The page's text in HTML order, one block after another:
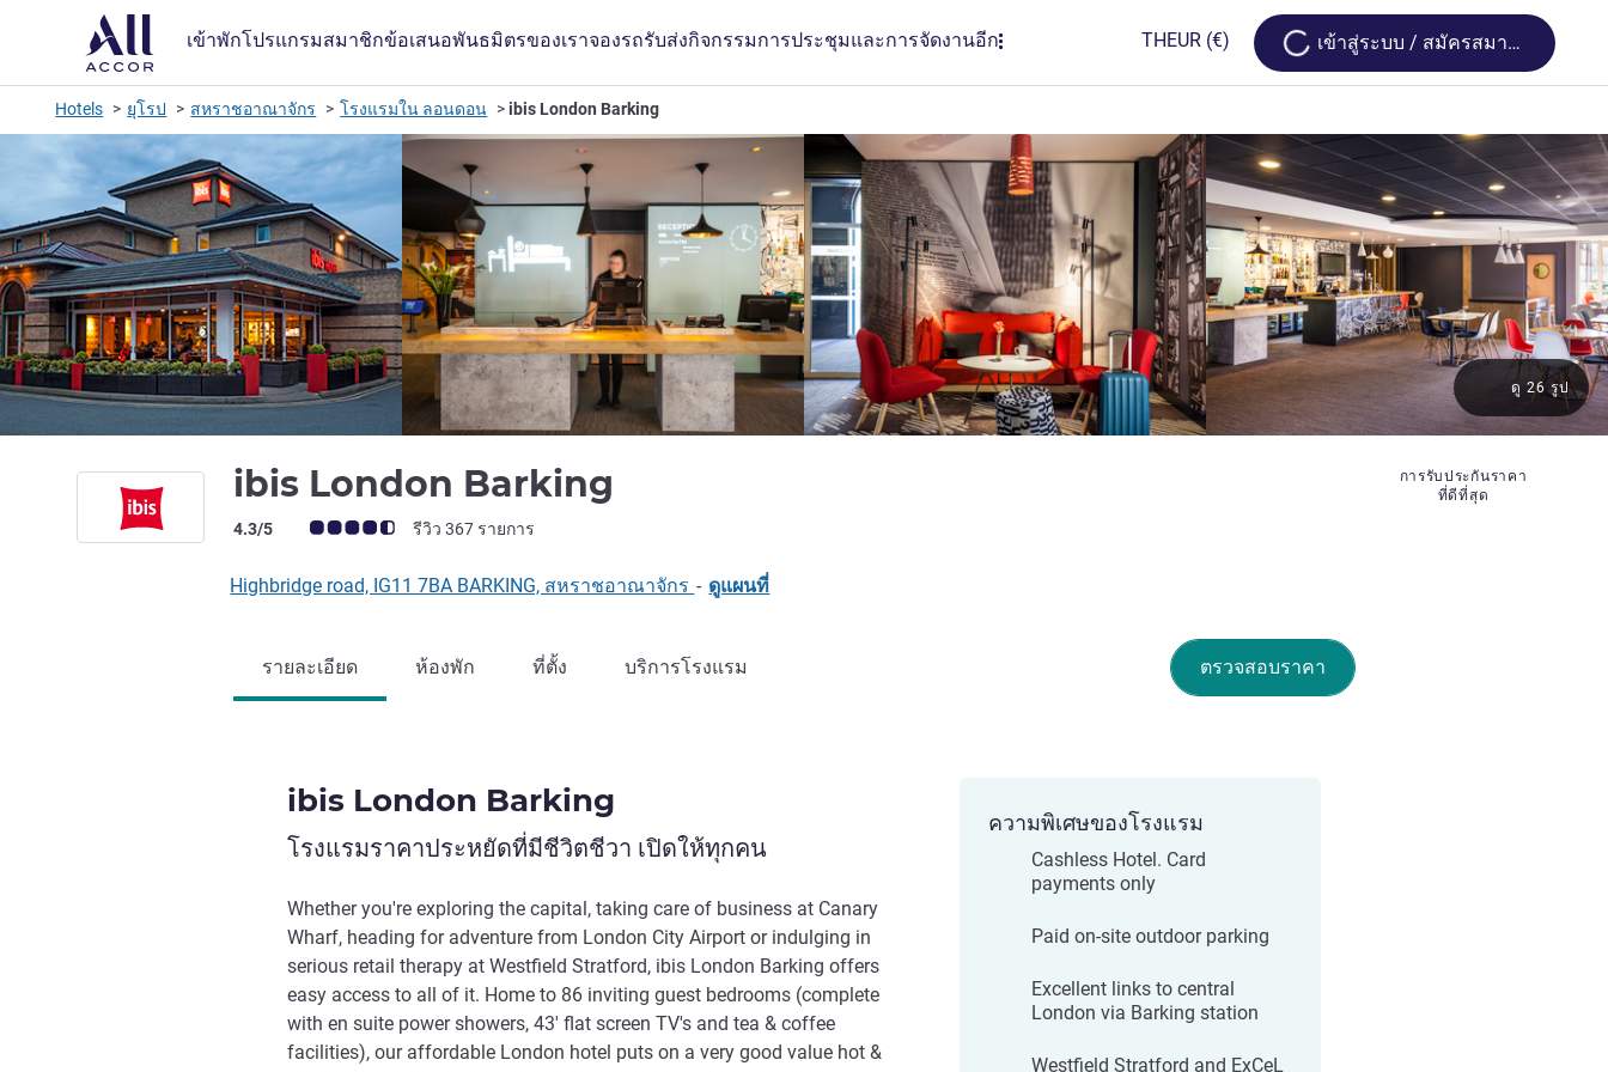
เข้าพักโปรแกรมสมาชิกข้อเสนอพันธมิตรของเราจองรถรับส่งกิจกรรมการประชุมและการจัดงานอีก THEUR (€) Loading...
เข้าสู่ระบบ / สมัครสมาชิก
Hotels ยุโรป สหราชอาณาจักร โรงแรมใน ลอนดอน ibis London Barking
ibis London Barking
คะแนนความคิดเห็นจากแขก (เรทติ้งบน ALL)
4.3/5 รีวิว 367 รายการ
การรับประกันราคา
ที่ดีที่สุด
ดู 26 รูป
Highbridge road, IG11 7BA BARKING, สหราชอาณาจักร - ดูแผนที่
ตรวจสอบราคา
รายละเอียด ห้องพัก ที่ตั้ง บริการโรงแรม
ibis London Barking
โรงแรมราคาประหยัดที่มีชีวิตชีวา เปิดให้ทุกคน
Whether you're exploring the capital, taking care of business at Canary
Wharf, heading for adventure from London City Airport or indulging in
serious retail therapy at Westfield Stratford, ibis London Barking offers
easy access to all of it. Home to 86 inviting guest bedrooms (complete
with en suite power showers, 43' flat screen TV's and tea & coffee
facilities), our affordable London hotel puts on a very good value hot &
ความพิเศษของโรงแรม
Cashless Hotel. Card
payments only
Paid on-site outdoor parking
Excellent links to central
London via Barking station
Westfield Stratford and ExCeL